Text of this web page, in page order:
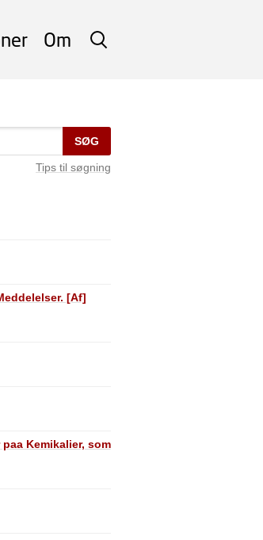
SØG
Om
SØG
Tips til søgning
[Af]
Kemikalier, som